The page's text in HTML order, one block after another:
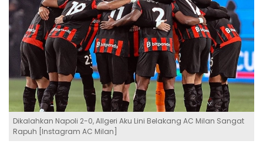
Dikalahkan Napoli 2-0, Allgeri Aku Lini Belakang AC Milan Sangat
Rapuh [Instagram AC Milan]